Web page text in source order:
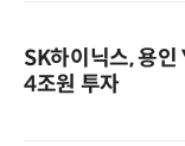
SK하이닉스, 용
4조원 투자